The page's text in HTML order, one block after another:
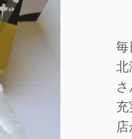
毎
北
充
店